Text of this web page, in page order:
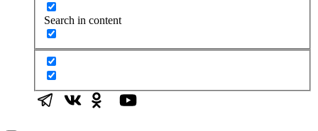
Search in content